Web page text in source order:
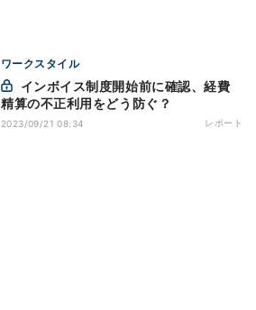
ワークスタイル
精算の不正利用をどう防ぐ？
2023/09/21 08:34 レポート